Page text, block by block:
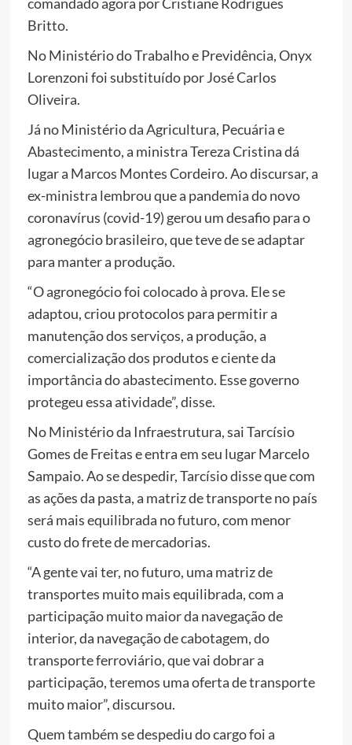
Britto.
No Ministério do Trabalho e Previdência, Onyx
Lorenzoni foi substituído por José Carlos
Oliveira.
Já no Ministério da Agricultura, Pecuária e
Abastecimento, a ministra Tereza Cristina dá
lugar a Marcos Montes Cordeiro. Ao discursar, a
ex-ministra lembrou que a pandemia do novo
coronavírus (covid-19) gerou um desafio para o
agronegócio brasileiro, que teve de se adaptar
para manter a produção.
“O agronegócio foi colocado à prova. Ele se
adaptou, criou protocolos para permitir a
manutenção dos serviços, a produção, a
comercialização dos produtos e ciente da
importância do abastecimento. Esse governo
protegeu essa atividade”, disse.
No Ministério da Infraestrutura, sai Tarcísio
Gomes de Freitas e entra em seu lugar Marcelo
Sampaio. Ao se despedir, Tarcísio disse que com
as ações da pasta, a matriz de transporte no país
será mais equilibrada no futuro, com menor
custo do frete de mercadorias.
“A gente vai ter, no futuro, uma matriz de
transportes muito mais equilibrada, com a
participação muito maior da navegação de
interior, da navegação de cabotagem, do
transporte ferroviário, que vai dobrar a
participação, teremos uma oferta de transporte
muito maior”, discursou.
Quem também se despediu do cargo foi a